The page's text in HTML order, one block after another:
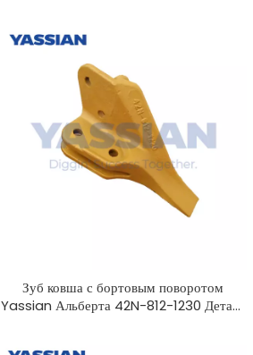
Зуб ковша с бортовым поворотом
Yassian Альберта 42N-812-1230 Детали